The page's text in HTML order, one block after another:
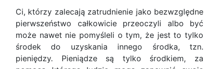
Ci, którzy zalecają zatrudnienie jako bezwzględne
pierwszeństwo całkowicie przeoczyli albo być
może nawet nie pomyśleli o tym, że jest to tylko
środek do uzyskania innego środka, tzn.
pieniędzy. Pieniądze są tylko środkiem, za